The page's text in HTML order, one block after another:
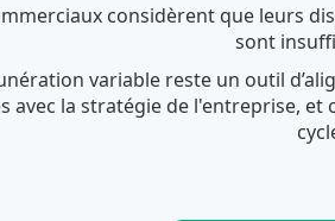
considèrent que leurs
sont
variable reste un outil
avec la stratégie de l'entreprise, et